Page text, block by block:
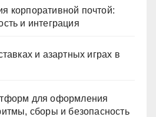
корпоративной почтой:
и интеграция
и азартных играх в
для оформления
сборы и безопасность